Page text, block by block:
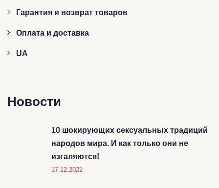
Гарантия и возврат товаров
Оплата и доставка
UA
Новости
10 шокирующих сексуальных традиций
народов мира. И как только они не
изгаляются!
17.12.2022